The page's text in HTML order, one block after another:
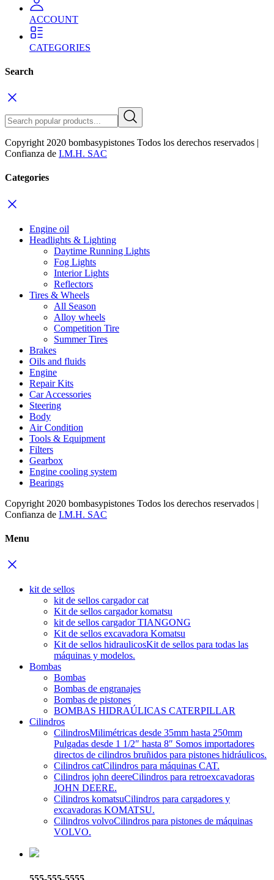
ACCOUNT
CATEGORIES
Search
Copyright 2020 bombasypistones Todos los derechos reservados |
Confianza de I.M.H. SAC
Categories
Engine oil
Headlights & Lighting
Daytime Running Lights
Fog Lights
Interior Lights
Reflectors
Tires & Wheels
All Season
Alloy wheels
Competition Tire
Summer Tires
Brakes
Oils and fluids
Engine
Repair Kits
Car Accessories
Steering
Body
Air Condition
Tools & Equipment
Filters
Gearbox
Engine cooling system
Bearings
Copyright 2020 bombasypistones Todos los derechos reservados |
Confianza de I.M.H. SAC
Menu
kit de sellos
kit de sellos cargador cat
Kit de sellos cargador komatsu
kit de sellos cargador TIANGONG
Kit de sellos excavadora Komatsu
Kit de sellos hidraulicosKit de sellos para todas las
máquinas y modelos.
Bombas
Bombas
Bombas de engranajes
Bombas de pistones
BOMBAS HIDRAÚLICAS CATERPILLAR
Cilindros
CilindrosMilimétricas desde 35mm hasta 250mm
Pulgadas desde 1 1/2″ hasta 8″ Somos importadores
directos de cilindros bruñidos para pistones hidráulicos.
Cilindros catCilindros para máquinas CAT.
Cilindros john deereCilindros para retroexcavadoras
JOHN DEERE.
Cilindros komatsuCilindros para cargadores y
excavadoras KOMATSU.
Cilindros volvoCilindros para pistones de máquinas
VOLVO.